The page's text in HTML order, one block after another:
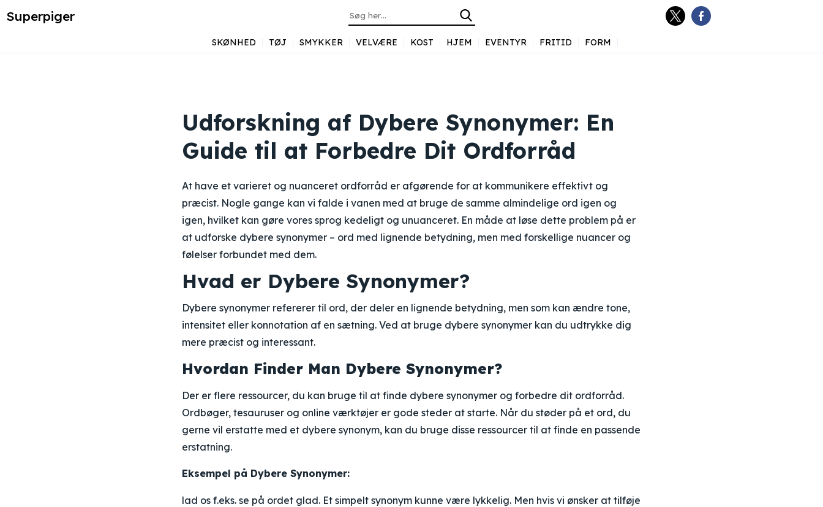
Superpiger
SKØNHED TØJ SMYKKER VELVÆRE KOST HJEM EVENTYR FRITID FORM
Udforskning af Dybere Synonymer: En
Guide til at Forbedre Dit Ordforråd
At have et varieret og nuanceret ordforråd er afgørende for at kommunikere effektivt og
præcist. Nogle gange kan vi falde i vanen med at bruge de samme almindelige ord igen og
igen, hvilket kan gøre vores sprog kedeligt og unuanceret. En måde at løse dette problem på er
at udforske dybere synonymer – ord med lignende betydning, men med forskellige nuancer og
følelser forbundet med dem.
Hvad er Dybere Synonymer?
Dybere synonymer refererer til ord, der deler en lignende betydning, men som kan ændre tone,
intensitet eller konnotation af en sætning. Ved at bruge dybere synonymer kan du udtrykke dig
mere præcist og interessant.
Hvordan Finder Man Dybere Synonymer?
Der er flere ressourcer, du kan bruge til at finde dybere synonymer og forbedre dit ordforråd.
Ordbøger, tesauruser og online værktøjer er gode steder at starte. Når du støder på et ord, du
gerne vil erstatte med et dybere synonym, kan du bruge disse ressourcer til at finde en passende
erstatning.
Eksempel på Dybere Synonymer:
lad os f.eks. se på ordet glad. Et simpelt synonym kunne være lykkelig. Men hvis vi ønsker at tilføje